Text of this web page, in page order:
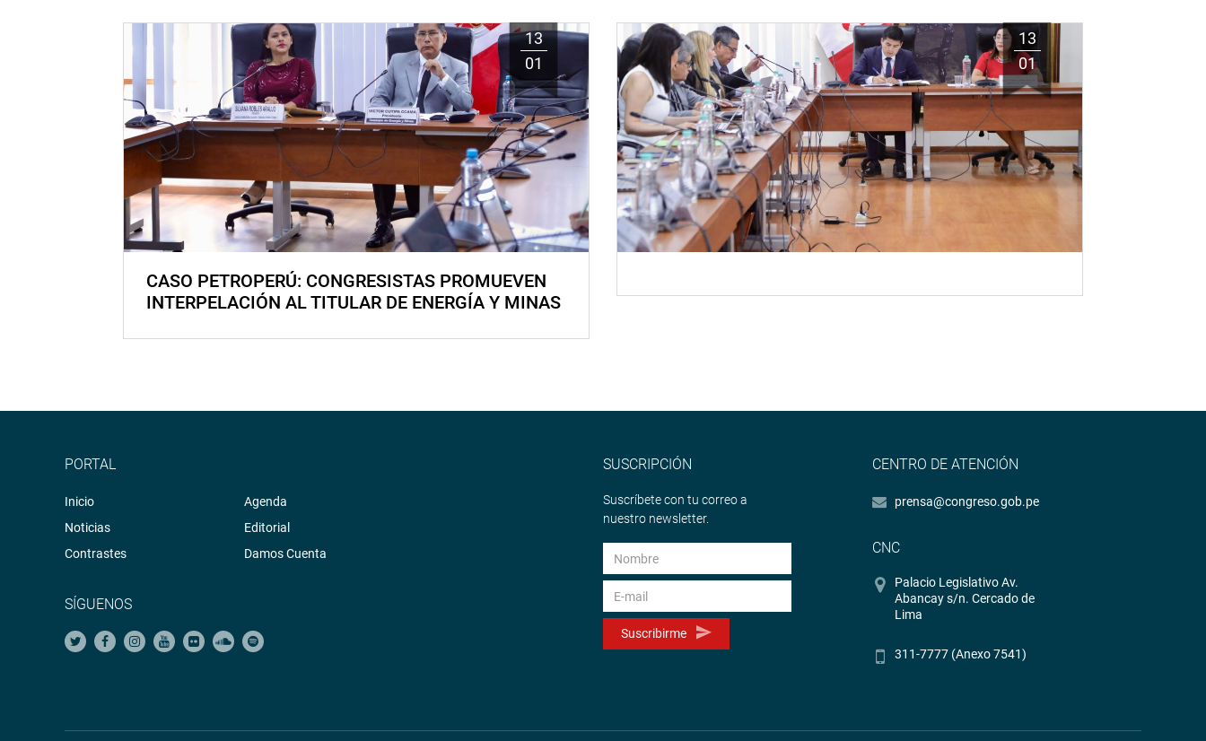
13
01
CASO PETROPERÚ: CONGRESISTAS PROMUEVEN
INTERPELACIÓN AL TITULAR DE ENERGÍA Y MINAS
13
01
PORTAL
Inicio
Noticias
Contrastes
Agenda
Editorial
Damos Cuenta
SÍGUENOS
SUSCRIPCIÓN
Suscríbete con tu correo a
nuestro newsletter.
Suscribirme
CENTRO DE ATENCIÓN
prensa@congreso.gob.pe
CNC
Palacio Legislativo Av.
Abancay s/n. Cercado de
Lima
311-7777 (Anexo 7541)